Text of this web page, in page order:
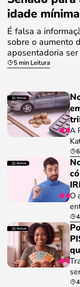
idade
É falsa a
sobre o aumento
aposentadoria
5 min Leitura
A
O